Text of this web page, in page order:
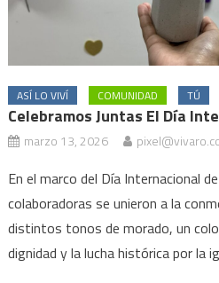
ASÍ LO VIVÍ COMUNIDAD TÚ
Celebramos Juntas El Día
marzo 13, 2026
En el marco del Día Internacional
colaboradoras se unieron a la
distintos tonos de morado, un
dignidad y la lucha histórica por la